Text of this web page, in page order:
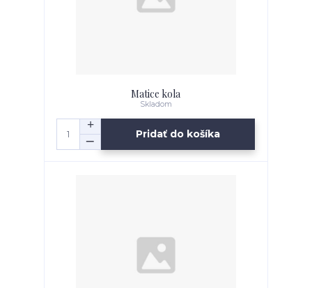
Matice kola
Skladom
Pridať do košíka